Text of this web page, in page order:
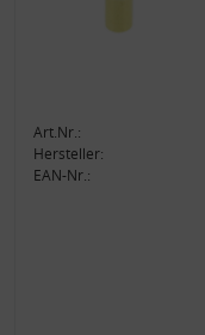
Art.Nr.:
Hersteller:
EAN-Nr.: